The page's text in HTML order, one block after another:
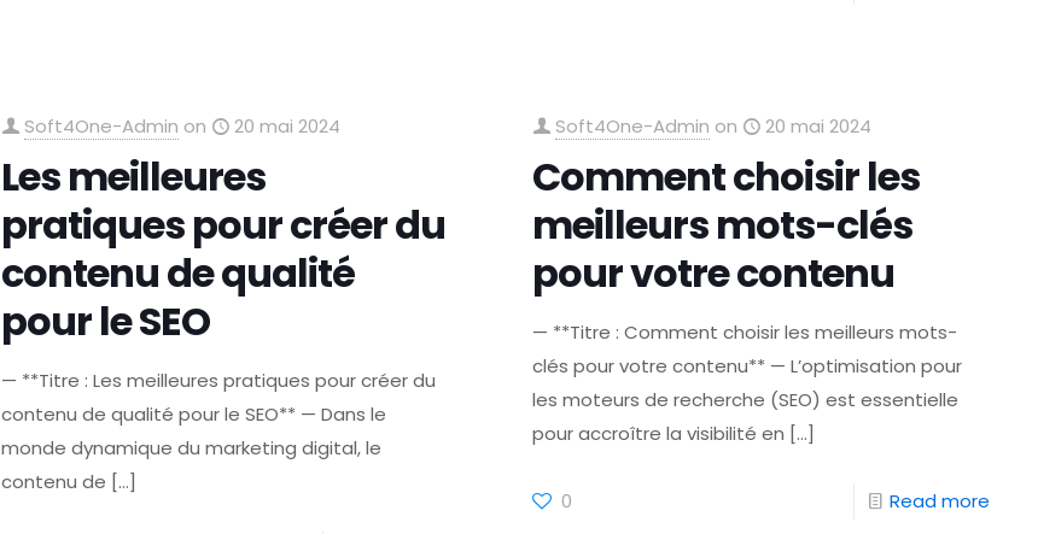
Soft4One-Admin on 20 mai 2024
Les meilleures
pratiques pour créer du
contenu de qualité
pour le SEO
— **Titre : Les meilleures pratiques pour créer du
contenu de qualité pour le SEO** — Dans le
monde dynamique du marketing digital, le
contenu de […]
Soft4One-Admin on 20 mai 2024
Comment choisir les
meilleurs mots-clés
pour votre contenu
— **Titre : Comment choisir les meilleurs mots-
clés pour votre contenu** — L’optimisation pour
les moteurs de recherche (SEO) est essentielle
pour accroître la visibilité en […]
0 Read more